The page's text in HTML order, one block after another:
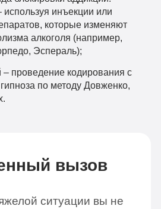
инъекции или
которые изменяют
алкоголя (например,
Эспераль);
– проведение кодирования с
по методу Довженко,
вызов
ситуации вы не